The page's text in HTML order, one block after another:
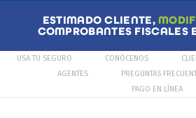
ESTIMADO CLIENTE,
COMPROBANTES FISCALES
USA TU SEGURO CONÓCENOS
AGENTES
PREGUNTAS
PAGO EN LÍNEA